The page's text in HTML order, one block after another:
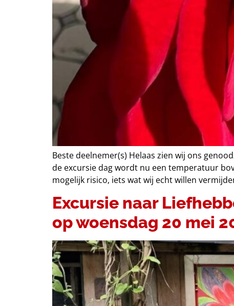
Beste deelnemer(s) Helaas zien wij ons
de excursie dag wordt nu een temperatuur
mogelijk risico, iets wat wij echt willen
Excursie naar
op woensdag 20 mei